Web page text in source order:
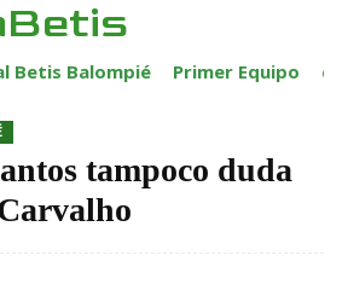
Betis Balompié Primer Equipo
tampoco duda